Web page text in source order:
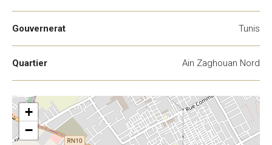
Gouvernerat Tunis
Quartier Ain Zaghouan Nord
+
−